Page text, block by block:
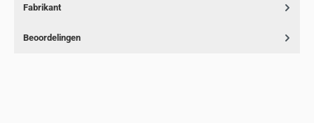
Fabrikant
Beoordelingen